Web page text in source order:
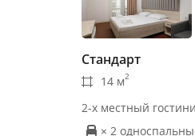
Стандарт
14 м2
2-х местный
× 2